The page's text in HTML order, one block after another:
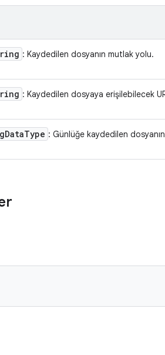
: Kaydedilen dosyanın mutlak yolu.
: Kaydedilen dosyaya erişilebilecek
DataType : Günlüğe kaydedilen dosyanın